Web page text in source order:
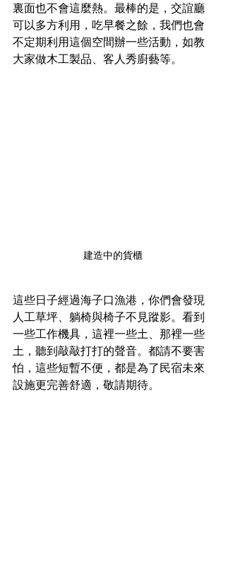
裏面也不會這麼熱。最棒的是，交誼廳
可以多方利用，吃早餐之餘，我們也會
不定期利用這個空間辦一些活動，如教
大家做木工製品、客人秀廚藝等。
建造中的貨櫃
這些日子經過海子口漁港，你們會發現
人工草坪、躺椅與椅子不見蹤影。看到
一些工作機具，這裡一些土、那裡一些
土，聽到敲敲打打的聲音。都請不要害
怕，這些短暫不便，都是為了民宿未來
設施更完善舒適，敬請期待。